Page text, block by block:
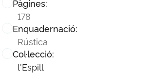
Pàgines:
178
Enquadernació:
Rústica
Col·lecció:
l'Espill